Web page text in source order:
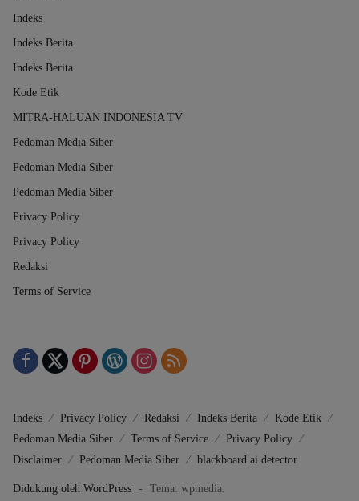
Indeks
Indeks Berita
Indeks Berita
Kode Etik
MITRA-HALUAN INDONESIA TV
Pedoman Media Siber
Pedoman Media Siber
Pedoman Media Siber
Privacy Policy
Privacy Policy
Redaksi
Terms of Service
Indeks Privacy Policy Redaksi Indeks Berita
Kode Etik
Pedoman Media Siber
Terms of Service
Privacy Policy
Disclaimer
Pedoman Media Siber blackboard ai detector
Didukung oleh WordPress - Tema: wpmedia.